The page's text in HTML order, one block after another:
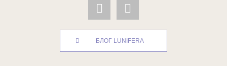
БЛОГ LUNIFERA